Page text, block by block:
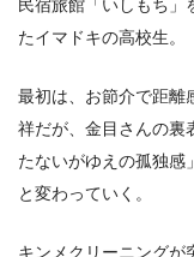
民宿旅館「いしもち」
たイマドキの高校生。
最初は、お節介で距離
祥だが、金目さんの裏
たないがゆえの孤独感
と変わっていく。
キンメクリーニングが